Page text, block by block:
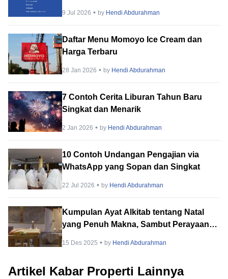
9 Jul 2026 by Hendi Abdurahman
Daftar Menu Momoyo Ice Cream dan
Harga Terbaru
28 Jan 2026 by Hendi Abdurahman
7 Contoh Cerita Liburan Tahun Baru
Singkat dan Menarik
2 Jan 2026 by Hendi Abdurahman
10 Contoh Undangan Pengajian via
WhatsApp yang Sopan dan Singkat
22 Jul 2026 by Hendi Abdurahman
Kumpulan Ayat Alkitab tentang Natal
yang Penuh Makna, Sambut Perayaan
15 Des 2025 by Hendi Abdurahman
Artikel Kabar Properti Lainnya